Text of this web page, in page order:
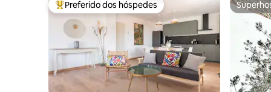
Entre os melhores preferidos dos hóspedes
Preferido dos hóspedes